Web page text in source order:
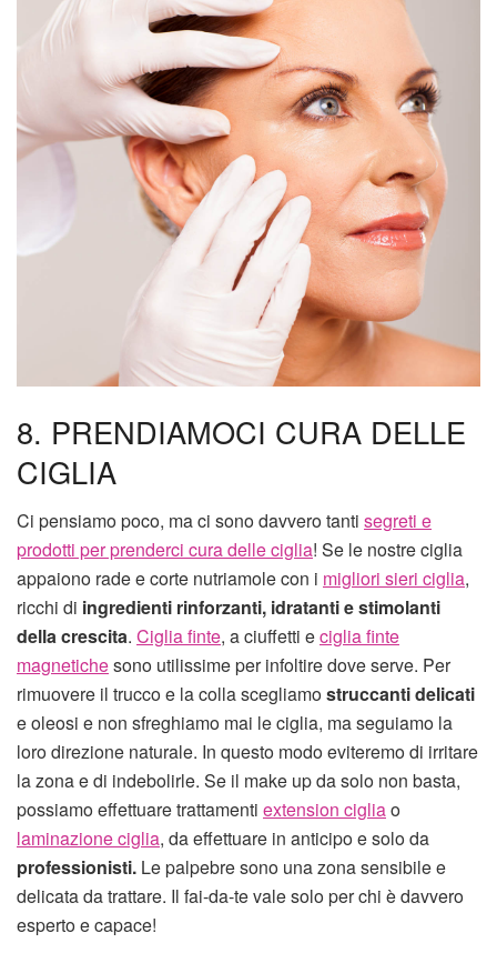
8. PRENDIAMOCI CURA DELLE
CIGLIA
Ci pensiamo poco, ma ci sono davvero tanti segreti e
prodotti per prenderci cura delle ciglia! Se le nostre ciglia
appaiono rade e corte nutriamole con i migliori sieri ciglia,
ricchi di ingredienti rinforzanti, idratanti e stimolanti
della crescita. Ciglia finte, a ciuffetti eciglia finte
magnetichesono utilissime per infoltire dove serve. Per
rimuovere il trucco e la colla scegliamostruccanti delicati
e oleosi e non sfreghiamo mai le ciglia, ma seguiamo la
loro direzione naturale. In questo modo eviteremo di irritare
la zona e di indebolirle. Se il make up da solo non basta,
possiamo effettuare trattamenti extension cigliao
laminazione ciglia, da effettuare in anticipo e solo da
professionisti. Le palpebre sono una zona sensibile e
delicata da trattare. Il fai-da-te vale solo per chi è davvero
esperto e capace!